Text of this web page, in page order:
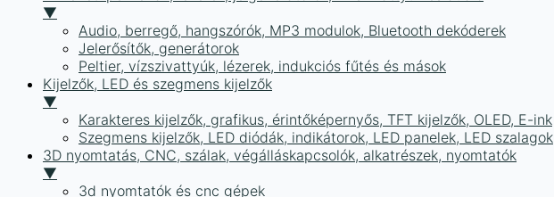
▼
Audio, berregő, hangszórók, MP3 modulok, Bluetooth dekóderek
Jelerősítők, generátorok
Peltier, vízszivattyúk, lézerek, indukciós fűtés és mások
Kijelzők, LED és szegmens kijelzők
▼
Karakteres kijelzők, grafikus, érintőképernyős, TFT kijelzők, OLED, E-ink
Szegmens kijelzők, LED diódák, indikátorok, LED panelek, LED szalagok
3D nyomtatás, CNC, szálak, végálláskapcsolók, alkatrészek, nyomtatók
▼
3d nyomtatók és cnc gépek